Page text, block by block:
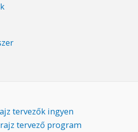
tervezők ingyen
tervező program